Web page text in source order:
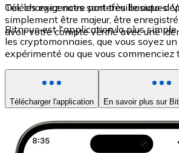
Oui, les exigences sont très basiques.
simplement être majeur, être
avoir votre compte vérifié avec une
Téléchargez notre portefeuille auto-
Bitnovo est l'application la plus simple
les cryptomonnaies, que vous soyez
expérimenté ou que vous commenciez
Télécharger l'application En savoir plus sur